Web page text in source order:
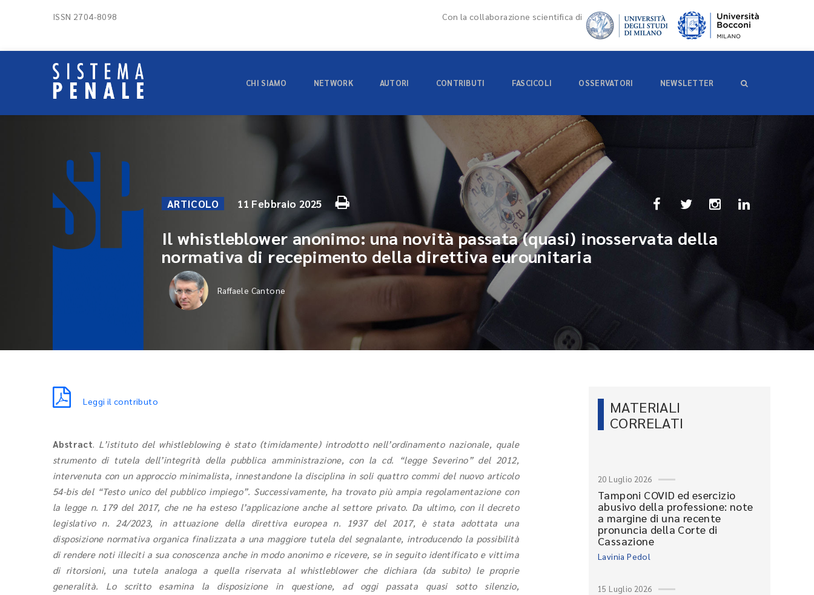
ISSN 2704-8098 Con la collaborazione scientifica di
CHI SIAMO NETWORK AUTORI CONTRIBUTI FASCICOLI OSSERVATORI NEWSLETTER
ARTICOLO 11 Febbraio 2025
Il whistleblower anonimo: una novità passata (quasi) inosservata della
normativa di recepimento della direttiva eurounitaria
Raffaele Cantone
Leggi il contributo
Abstract. L’istituto del whistleblowing è stato (timidamente) introdotto nell’ordinamento nazionale, quale
strumento di tutela dell’integrità della pubblica amministrazione, con la cd. “legge Severino” del 2012,
intervenuta con un approccio minimalista, innestandone la disciplina in soli quattro commi del nuovo articolo
54-bis del “Testo unico del pubblico impiego”. Successivamente, ha trovato più ampia regolamentazione con
la legge n. 179 del 2017, che ne ha esteso l’applicazione anche al settore privato. Da ultimo, con il decreto
legislativo n. 24/2023, in attuazione della direttiva europea n. 1937 del 2017, è stata adottata una
disposizione normativa organica finalizzata a una maggiore tutela del segnalante, introducendo la possibilità
di rendere noti illeciti a sua conoscenza anche in modo anonimo e ricevere, se in seguito identificato e vittima
di ritorsioni, una tutela analoga a quella riservata al whistleblower che dichiara (da subito) le proprie
generalità. Lo scritto esamina la disposizione in questione, ad oggi passata quasi sotto silenzio,
MATERIALI
CORRELATI
20 Luglio 2026
Tamponi COVID ed esercizio
abusivo della professione: note
a margine di una recente
pronuncia della Corte di
Cassazione
Lavinia Pedol
15 Luglio 2026